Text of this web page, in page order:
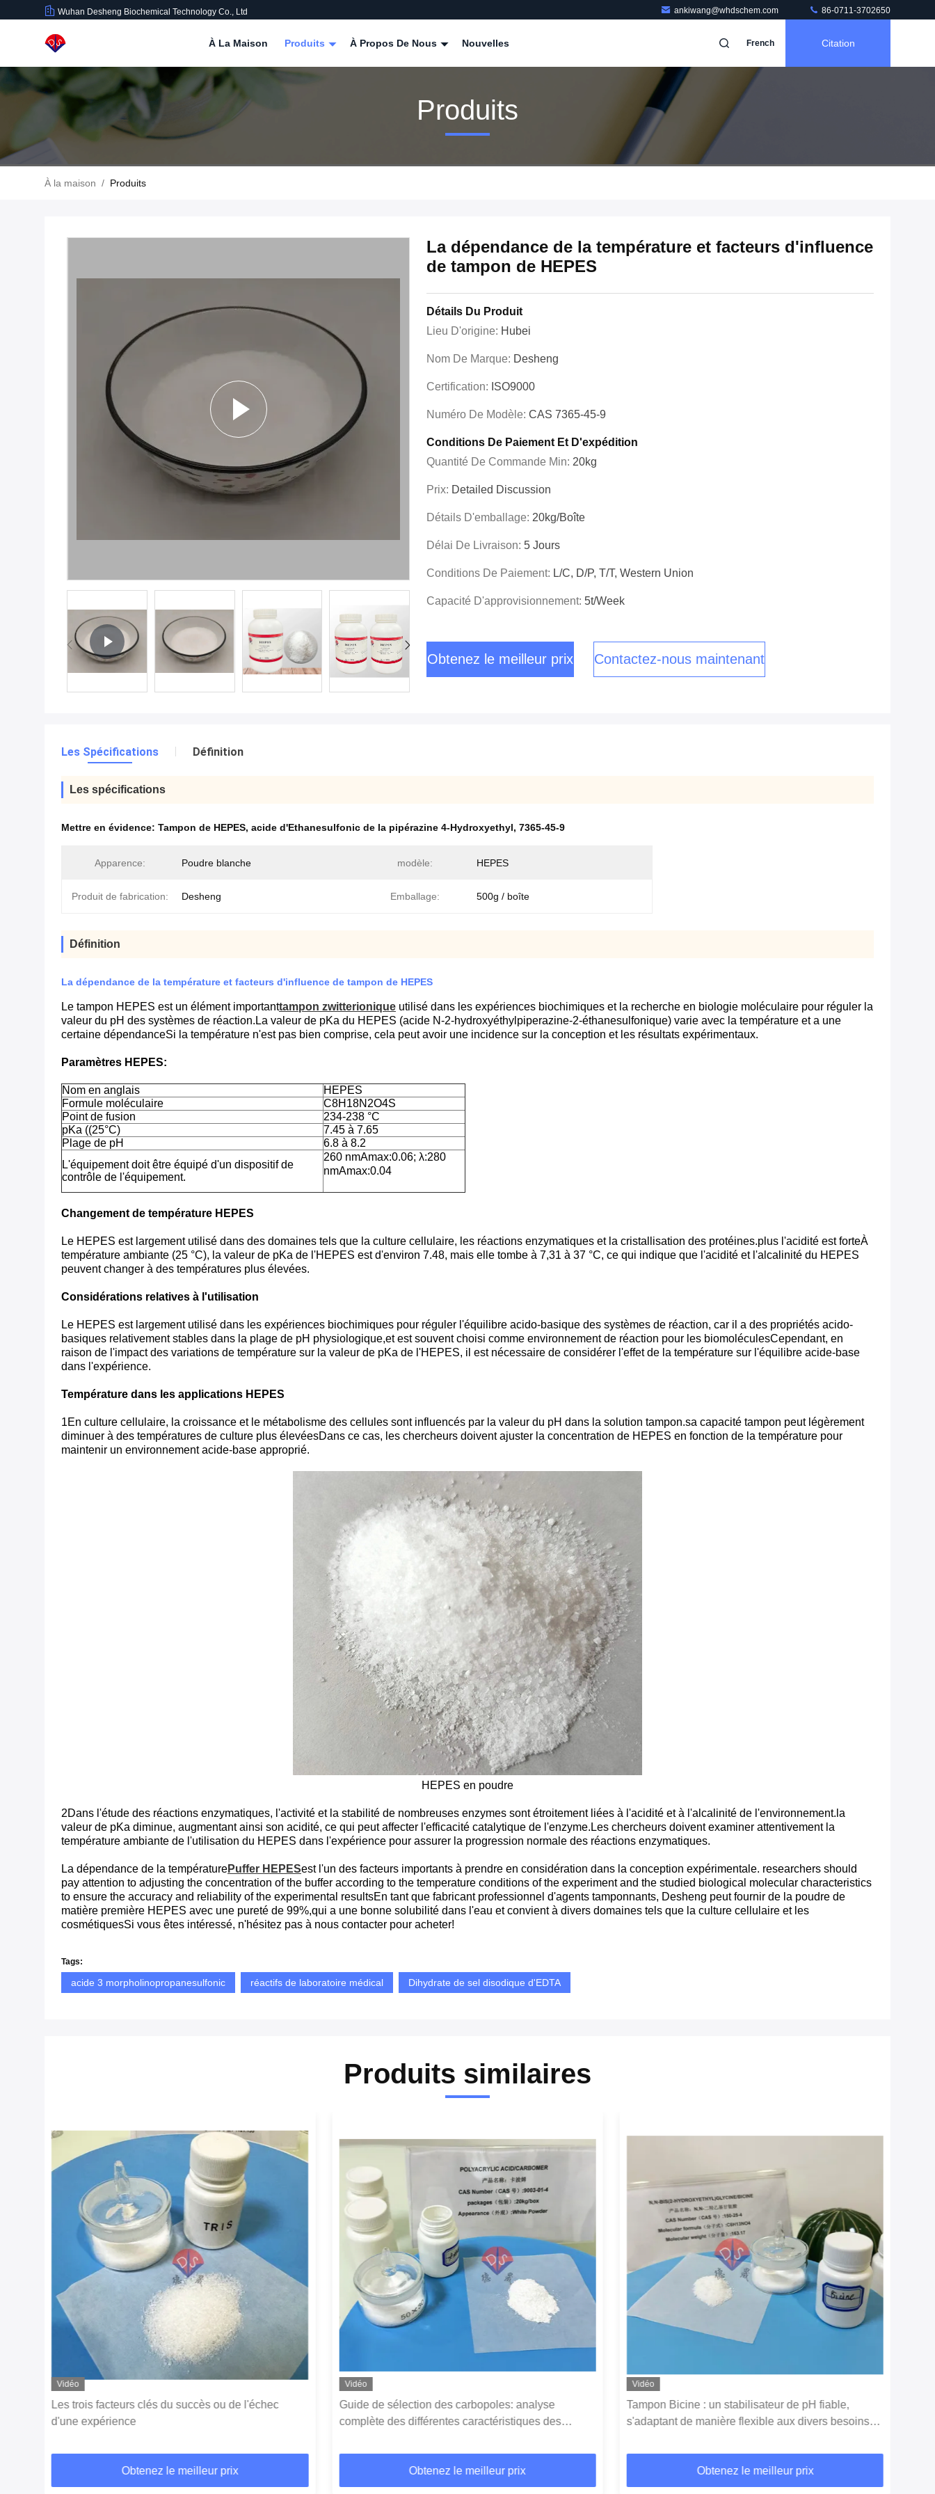
Wuhan Desheng Biochemical Technology Co., Ltd ankiwang@whdschem.com 86-0711-3702650
À La Maison Produits À Propos De Nous Nouvelles French Citation
Produits
À la maison / Produits
La dépendance de la température et facteurs d'influence
de tampon de HEPES
Détails Du Produit
Lieu D'origine: Hubei
Nom De Marque: Desheng
Certification: ISO9000
Numéro De Modèle: CAS 7365-45-9
Conditions De Paiement Et D'expédition
Quantité De Commande Min: 20kg
Prix: Detailed Discussion
Détails D'emballage: 20kg/boîte
Délai De Livraison: 5 Jours
Conditions De Paiement: L/C, D/P, T/T, Western Union
Capacité D'approvisionnement: 5t/week
Obtenez le meilleur prix Contactez-nous maintenant
Les Spécifications Définition
Les spécifications
Mettre en évidence: Tampon de HEPES, acide d'Ethanesulfonic de la pipérazine 4-Hydroxyethyl, 7365-45-9
Apparence: Poudre blanche modèle: HEPES
Produit de fabrication: Desheng Emballage: 500g / boîte
Définition
La dépendance de la température et facteurs d'influence de tampon de HEPES
Le tampon HEPES est un élément importanttampon zwitterionique utilisé dans les expériences biochimiques et la recherche en biologie moléculaire pour réguler la
valeur du pH des systèmes de réaction.La valeur de pKa du HEPES (acide N-2-hydroxyéthylpiperazine-2-éthanesulfonique) varie avec la température et a une
certaine dépendanceSi la température n'est pas bien comprise, cela peut avoir une incidence sur la conception et les résultats expérimentaux.
Paramètres HEPES:
Nom en anglais
HEPES
Formule moléculaire
C8H18N2O4S
Point de fusion
234-238 °C
pKa ((25°C)
7.45 à 7.65
Plage de pH
6.8 à 8.2
L'équipement doit être équipé d'un dispositif de
contrôle de l'équipement.
260 nmAmax:0.06; λ:280
nmAmax:0.04
Changement de température HEPES
Le HEPES est largement utilisé dans des domaines tels que la culture cellulaire, les réactions enzymatiques et la cristallisation des protéines.plus l'acidité est forteÀ
température ambiante (25 °C), la valeur de pKa de l'HEPES est d'environ 7.48, mais elle tombe à 7,31 à 37 °C, ce qui indique que l'acidité et l'alcalinité du HEPES
peuvent changer à des températures plus élevées.
Considérations relatives à l'utilisation
Le HEPES est largement utilisé dans les expériences biochimiques pour réguler l'équilibre acido-basique des systèmes de réaction, car il a des propriétés acido-
basiques relativement stables dans la plage de pH physiologique,et est souvent choisi comme environnement de réaction pour les biomoléculesCependant, en
raison de l'impact des variations de température sur la valeur de pKa de l'HEPES, il est nécessaire de considérer l'effet de la température sur l'équilibre acide-base
dans l'expérience.
Température dans les applications HEPES
1En culture cellulaire, la croissance et le métabolisme des cellules sont influencés par la valeur du pH dans la solution tampon.sa capacité tampon peut légèrement
diminuer à des températures de culture plus élevéesDans ce cas, les chercheurs doivent ajuster la concentration de HEPES en fonction de la température pour
maintenir un environnement acide-base approprié.
HEPES en poudre
2Dans l'étude des réactions enzymatiques, l'activité et la stabilité de nombreuses enzymes sont étroitement liées à l'acidité et à l'alcalinité de l'environnement.la
valeur de pKa diminue, augmentant ainsi son acidité, ce qui peut affecter l'efficacité catalytique de l'enzyme.Les chercheurs doivent examiner attentivement la
température ambiante de l'utilisation du HEPES dans l'expérience pour assurer la progression normale des réactions enzymatiques.
La dépendance de la températurePuffer HEPESest l'un des facteurs importants à prendre en considération dans la conception expérimentale. researchers should
pay attention to adjusting the concentration of the buffer according to the temperature conditions of the experiment and the studied biological molecular characteristics
to ensure the accuracy and reliability of the experimental resultsEn tant que fabricant professionnel d'agents tamponnants, Desheng peut fournir de la poudre de
matière première HEPES avec une pureté de 99%,qui a une bonne solubilité dans l'eau et convient à divers domaines tels que la culture cellulaire et les
cosmétiquesSi vous êtes intéressé, n'hésitez pas à nous contacter pour acheter!
Tags:
acide 3 morpholinopropanesulfonic réactifs de laboratoire médical Dihydrate de sel disodique d'EDTA
Produits similaires
Guide de sélection des carbopoles: analyse
complète des différentes caractéristiques des
Obtenez le meilleur prix
Tampon Bicine : un stabilisateur de pH fiable,
s'adaptant de manière flexible aux divers besoins
Obtenez le meilleur prix
Quatre idées fausses courantes sur le stockage en
tampon Tris HCl
Obtenez le meilleur prix